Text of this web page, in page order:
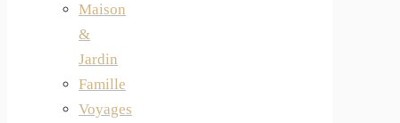
Maison
&
Jardin
Famille
Voyages